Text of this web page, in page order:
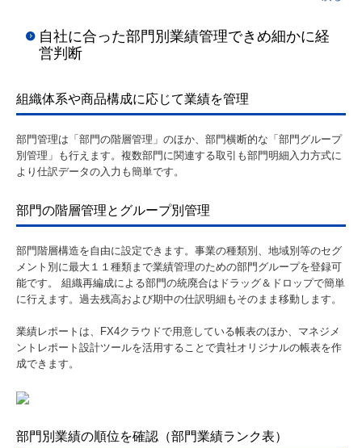
自社に合った部門別業績管理できめ細かに経
営判断
組織体系や商品構成に応じて業績を管理
部門管理は「部門の階層管理」のほか、部門横断的な「部門グループ
別管理」も行えます。複数部門に関連する取引も部門明細入力方式に
より仕訳データの入力も簡単です。
部門の階層管理とグループ別管理
部門階層構造を自由に設定できます。事業の種類別、地域別等のセグ
メント別に最大１１種類まで業績管理のための部門グループを登録可
能です。 組織再編成による部門の統廃合はドラッグ＆ドロップで簡単
に行えます。過去残高および期中の仕訳明細もそのまま移動します。
業績レポートは、FX4クラウドで用意している帳表のほか、マネジメ
ントレポート設計ツールを活用することで貴社オリジナルの帳表を作
成できます。
部門別業績の順位を確認（部門業績ランク表）